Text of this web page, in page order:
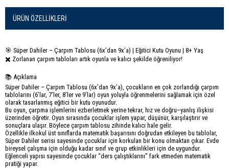
ÜRÜN ÖZELLIKLERI
🎯 Süper Dahiler – Çarpım Tablosu (6x’dan 9x’a) | Eğitici Kutu Oyunu | 8+ Yaş
✖️ Zorlanan çarpım tabloları artık oyunla ve kalıcı şekilde öğreniliyor!
📚 Açıklama
Süper Dahiler – Çarpım Tablosu (6x’dan 9x’a), çocukların en çok zorlandığı çarpım
tablolarını (6’lar, 7’ler, 8’ler ve 9’lar) oyun yoluyla öğrenmelerini sağlamak için özel
olarak tasarlanmış eğitici bir kutu oyunudur.
Bu oyun, çarpma işlemlerini ezberletmek yerine tekrar, hız ve doğru–yanlış ilişkisi
üzerinden öğretir. Oyun sırasında çocuklar işlem yapar, düşünür, karşılaştırır ve
sonuçlara ulaşır. Böylece çarpım tablosu zihinde kalıcı hale gelir.
Özellikle ilkokul üst sınıflarda matematik başarısını doğrudan etkileyen bu tablolar,
Süper Dahiler serisi sayesinde çocuklar için korkulan bir konu olmaktan çıkar. Evde
bireysel çalışma için olduğu kadar sınıf ve grup etkinlikleri için de uygundur.
Eğlenceli yapısı sayesinde çocuklar “ders çalıştıklarını” fark etmeden matematik
pratiği yapar.